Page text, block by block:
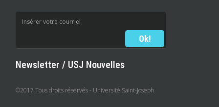
Newsletter / USJ Nouvelles
©2017 Tous droits réservés - Université Saint-Joseph